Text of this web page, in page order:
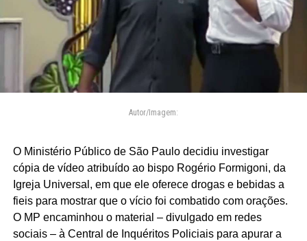
Autor/Imagem:
O Ministério Público de São Paulo decidiu investigar
cópia de vídeo atribuído ao bispo Rogério Formigoni, da
Igreja Universal, em que ele oferece drogas e bebidas a
fieis para mostrar que o vício foi combatido com orações.
O MP encaminhou o material – divulgado em redes
sociais – à Central de Inquéritos Policiais para apurar a